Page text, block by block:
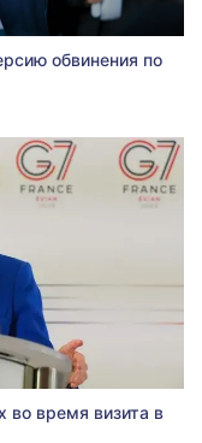
обвинения по
во время визита в